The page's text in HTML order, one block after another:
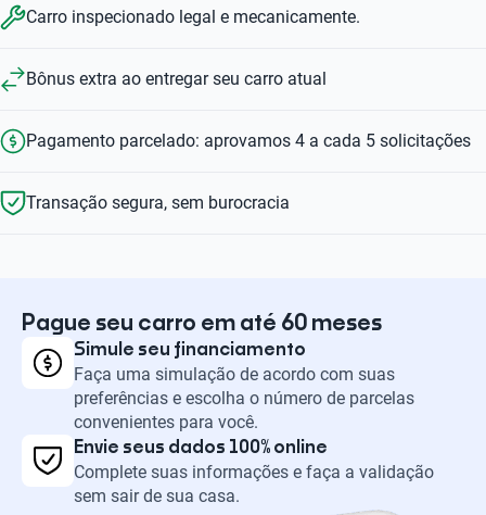
Carro inspecionado legal e mecanicamente.
Bônus extra ao entregar seu carro atual
Pagamento parcelado: aprovamos 4 a cada 5 solicitações
Transação segura, sem burocracia
Pague seu carro em até 60 meses
Simule seu financiamento
Faça uma simulação de acordo com suas
preferências e escolha o número de parcelas
convenientes para você.
Envie seus dados 100% online
Complete suas informações e faça a validação
sem sair de sua casa.